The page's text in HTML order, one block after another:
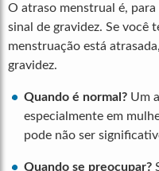
O atraso menstrual é,
sinal de gravidez. Se você
menstruação está
gravidez.
Quando é normal? Um
especialmente em
pode não ser
Quando se preocupar?